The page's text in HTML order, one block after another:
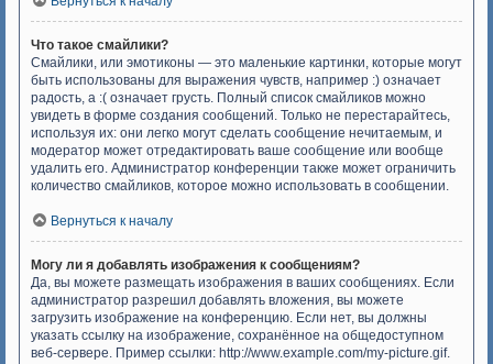
Что такое смайлики?
Смайлики, или эмотиконы — это маленькие картинки, которые могут
быть использованы для выражения чувств, например :) означает
радость, а :( означает грусть. Полный список смайликов можно
увидеть в форме создания сообщений. Только не перестарайтесь,
используя их: они легко могут сделать сообщение нечитаемым, и
модератор может отредактировать ваше сообщение или вообще
удалить его. Администратор конференции также может ограничить
количество смайликов, которое можно использовать в сообщении.
Вернуться к началу
Могу ли я добавлять изображения к сообщениям?
Да, вы можете размещать изображения в ваших сообщениях. Если
администратор разрешил добавлять вложения, вы можете
загрузить изображение на конференцию. Если нет, вы должны
указать ссылку на изображение, сохранённое на общедоступном
веб-сервере. Пример ссылки: http://www.example.com/my-picture.gif.